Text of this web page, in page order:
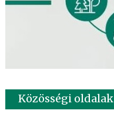
Közösségi oldalak